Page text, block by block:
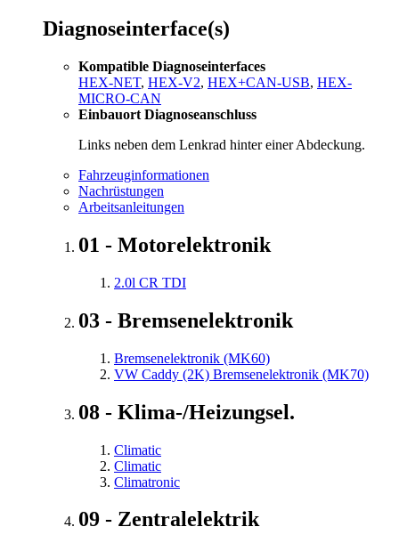
Diagnoseinterface(s)
Kompatible Diagnoseinterfaces
HEX-NET, HEX-V2, HEX+CAN-USB, HEX-
MICRO-CAN
Einbauort Diagnoseanschluss
Links neben dem Lenkrad hinter einer Abdeckung.
Fahrzeuginformationen
Nachrüstungen
Arbeitsanleitungen
01 - Motorelektronik
2.0l CR TDI
03 - Bremsenelektronik
Bremsenelektronik (MK60)
VW Caddy (2K) Bremsenelektronik (MK70)
08 - Klima-/Heizungsel.
Climatic
Climatic
Climatronic
09 - Zentralelektrik